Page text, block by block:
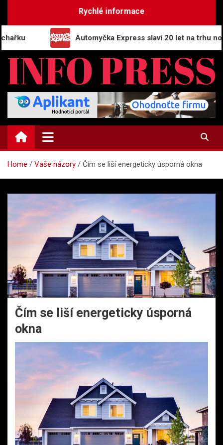
Rychlé informace
Automyčka Express slaví 20 let na trhu novou
INFO-PRESS.CZ
Zpravodajský magazín
Home Vaše názory Čím se liší energeticky úsporná okna
Čím se liší energeticky úsporná
okna